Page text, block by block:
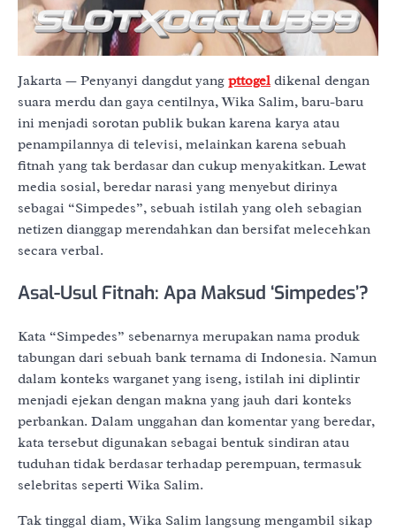
Jakarta — Penyanyi dangdut yang pttogel dikenal dengan
suara merdu dan gaya centilnya, Wika Salim, baru-baru
ini menjadi sorotan publik bukan karena karya atau
penampilannya di televisi, melainkan karena sebuah
fitnah yang tak berdasar dan cukup menyakitkan. Lewat
media sosial, beredar narasi yang menyebut dirinya
sebagai “Simpedes”, sebuah istilah yang oleh sebagian
netizen dianggap merendahkan dan bersifat melecehkan
secara verbal.
Asal-Usul Fitnah: Apa Maksud ‘Simpedes’?
Kata “Simpedes” sebenarnya merupakan nama produk
tabungan dari sebuah bank ternama di Indonesia. Namun
dalam konteks warganet yang iseng, istilah ini diplintir
menjadi ejekan dengan makna yang jauh dari konteks
perbankan. Dalam unggahan dan komentar yang beredar,
kata tersebut digunakan sebagai bentuk sindiran atau
tuduhan tidak berdasar terhadap perempuan, termasuk
selebritas seperti Wika Salim.
Tak tinggal diam, Wika Salim langsung mengambil sikap